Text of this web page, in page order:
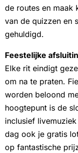
de routes en maak
van de quizzen en
gehuldigd.
Feestelijke
Elke rit eindigt
om na te praten.
worden beloond
hoogtepunt is de
inclusief
dag ook je gratis
op fantastische